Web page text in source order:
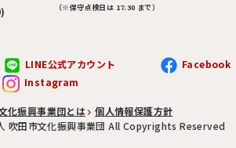
（※保守点検日は 17:30 まで）
LINE公式アカウント
Facebook
Instagram
吹田市文化振興事業団 All Copyrights Reserved
化振興事業団とは 個人情報保護方針